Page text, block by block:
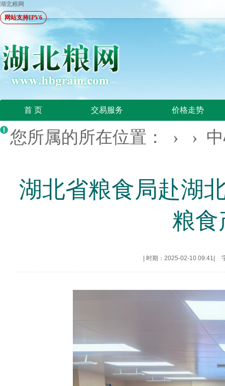
湖北粮网
网站支持IPV6
首 页 交易服务 价格走势
您所属的所在位置： › ›
湖北省粮食局赴湖
粮食
时期：2025-02-10 09:41